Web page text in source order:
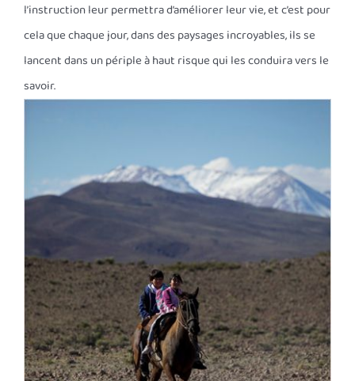
l’instruction leur permettra d’améliorer leur vie, et c’est pour
cela que chaque jour, dans des paysages incroyables, ils se
lancent dans un périple à haut risque qui les conduira vers le
savoir.